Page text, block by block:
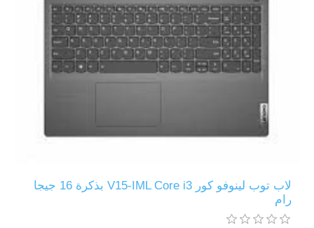
لاب توب لينوفو كور V15-IML Core i3 بذكرة 16 جيجا
رام